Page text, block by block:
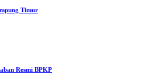
Timur
Resmi BPKP